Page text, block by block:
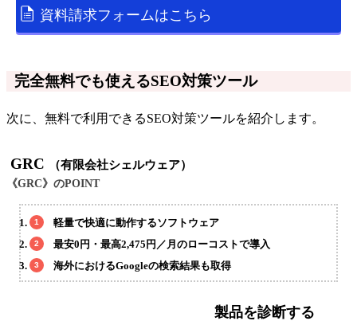
資料請求フォームはこちら
完全無料でも使えるSEO対策ツール
次に、無料で利用できるSEO対策ツールを紹介します。
GRC （有限会社シェルウェア）
《GRC》のPOINT
軽量で快適に動作するソフトウェア
最安0円・最高2,475円／月のローコストで導入
海外におけるGoogleの検索結果も取得
製品を診断する